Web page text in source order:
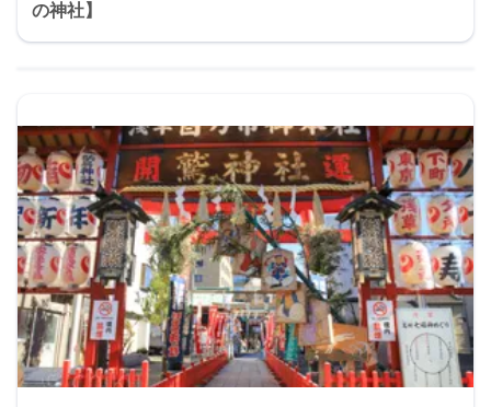
の神社】